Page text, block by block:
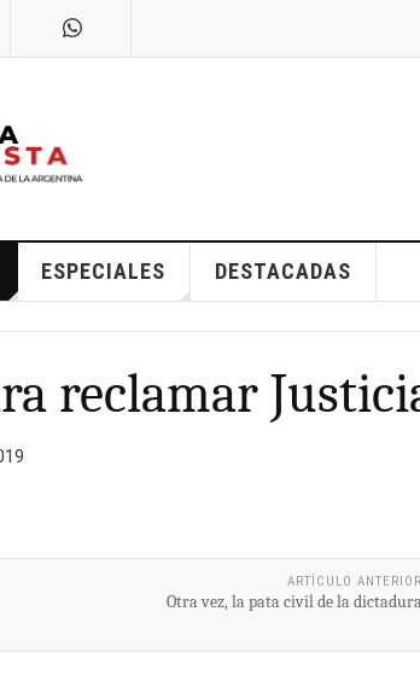
ESPECIALES DESTACADAS
reclamar
ARTÍCULO ANTERIOR
Otra vez, la pata civil de la dictadura